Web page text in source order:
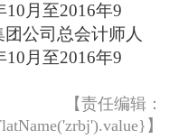
月至2016年9
公司总会计师人
月至2016年9
【责任编辑：
】